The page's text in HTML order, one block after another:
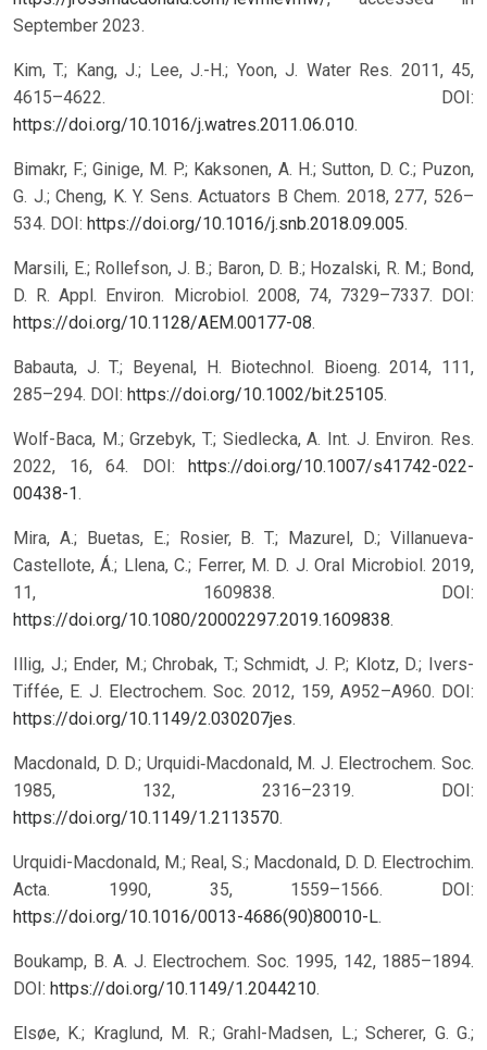
September 2023.
Kim, T.; Kang, J.; Lee, J.-H.; Yoon, J. Water Res. 2011, 45,
4615–4622. DOI:
https://doi.org/10.1016/j.watres.2011.06.010.
Bimakr, F.; Ginige, M. P.; Kaksonen, A. H.; Sutton, D. C.; Puzon,
G. J.; Cheng, K. Y. Sens. Actuators B Chem. 2018, 277, 526–
534. DOI: https://doi.org/10.1016/j.snb.2018.09.005.
Marsili, E.; Rollefson, J. B.; Baron, D. B.; Hozalski, R. M.; Bond,
D. R. Appl. Environ. Microbiol. 2008, 74, 7329–7337. DOI:
https://doi.org/10.1128/AEM.00177-08.
Babauta, J. T.; Beyenal, H. Biotechnol. Bioeng. 2014, 111,
285–294. DOI: https://doi.org/10.1002/bit.25105.
Wolf-Baca, M.; Grzebyk, T.; Siedlecka, A. Int. J. Environ. Res.
2022, 16, 64. DOI: https://doi.org/10.1007/s41742-022-
00438-1.
Mira, A.; Buetas, E.; Rosier, B. T.; Mazurel, D.; Villanueva-
Castellote, Á.; Llena, C.; Ferrer, M. D. J. Oral Microbiol. 2019,
11, 1609838. DOI:
https://doi.org/10.1080/20002297.2019.1609838.
Illig, J.; Ender, M.; Chrobak, T.; Schmidt, J. P.; Klotz, D.; Ivers-
Tiffée, E. J. Electrochem. Soc. 2012, 159, A952–A960. DOI:
https://doi.org/10.1149/2.030207jes.
Macdonald, D. D.; Urquidi‐Macdonald, M. J. Electrochem. Soc.
1985, 132, 2316–2319. DOI:
https://doi.org/10.1149/1.2113570.
Urquidi-Macdonald, M.; Real, S.; Macdonald, D. D. Electrochim.
Acta. 1990, 35, 1559–1566. DOI:
https://doi.org/10.1016/0013-4686(90)80010-L.
Boukamp, B. A. J. Electrochem. Soc. 1995, 142, 1885–1894.
DOI: https://doi.org/10.1149/1.2044210.
Elsøe, K.; Kraglund, M. R.; Grahl-Madsen, L.; Scherer, G. G.;